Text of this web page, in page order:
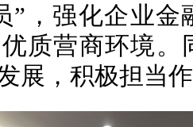
”，强化企业
质营商环境
展，积极担当